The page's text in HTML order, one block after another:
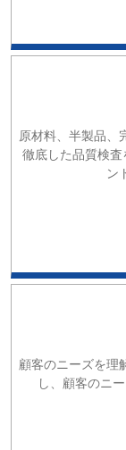
原材料、半製品、
徹底した品質検
ン
顧客のニーズを理
し、顧客のニ